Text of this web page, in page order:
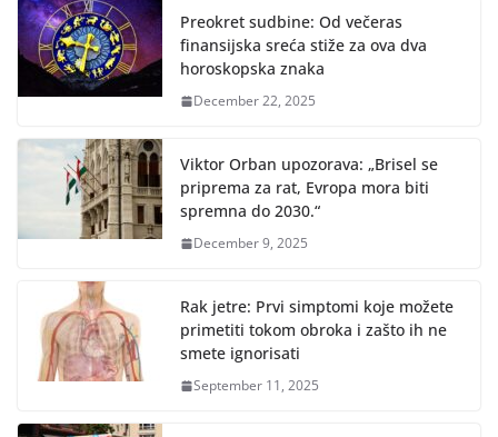
Preokret sudbine: Od večeras
finansijska sreća stiže za ova dva
horoskopska znaka
December 22, 2025
Viktor Orban upozorava: „Brisel se
priprema za rat, Evropa mora biti
spremna do 2030.“
December 9, 2025
Rak jetre: Prvi simptomi koje možete
primetiti tokom obroka i zašto ih ne
smete ignorisati
September 11, 2025